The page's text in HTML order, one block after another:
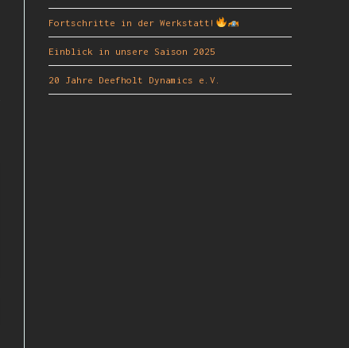
Fortschritte in der Werkstatt!
Einblick in unsere Saison 2025
20 Jahre Deefholt Dynamics e.V.